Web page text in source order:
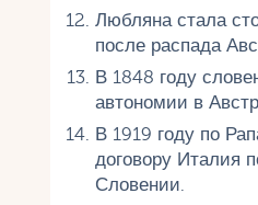
Любляна стала
после распада
В 1848 году
автономии в
В 1919 году по
договору Италия
Словении.